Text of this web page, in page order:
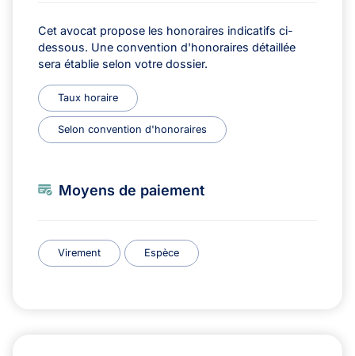
Cet avocat propose les honoraires indicatifs ci-
dessous. Une convention d'honoraires détaillée
sera établie selon votre dossier.
Taux horaire
Selon convention d'honoraires
Moyens de paiement
Virement Espèce